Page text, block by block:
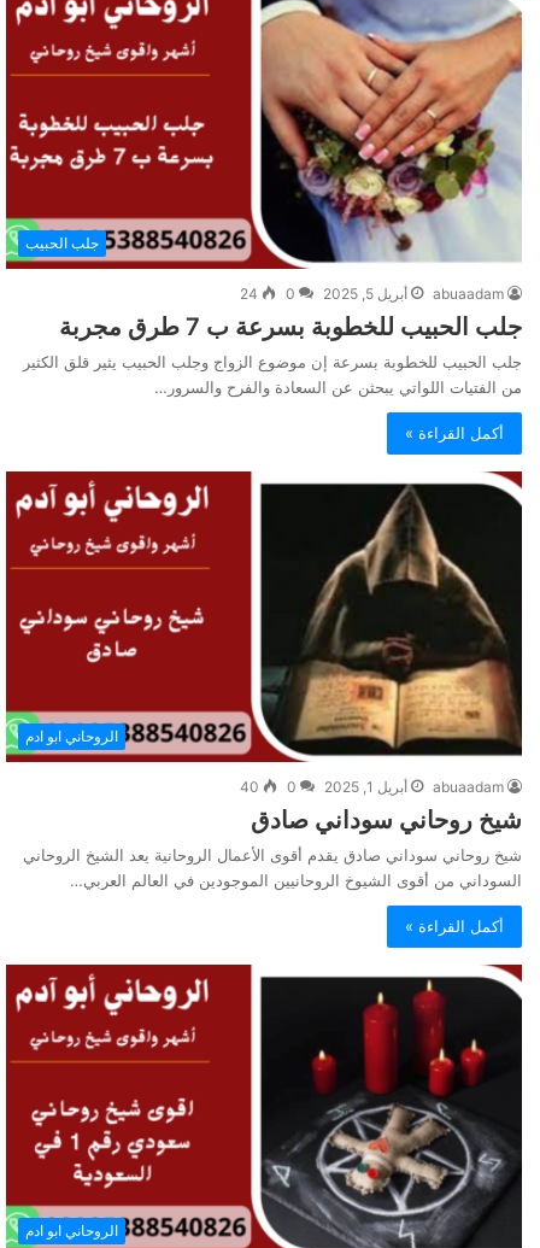
جلب الحبيب
abuaadam أبريل 5, 2025 0
24
جلب الحبيب للخطوبة بسرعة ب 7 طرق مجربة
جلب الحبيب للخطوبة بسرعة إن موضوع الزواج وجلب الحبيب يثير قلق الكثير
من الفتيات اللواتي يبحثن عن السعادة والفرح والسرور…
أكمل القراءة »
الروحاني ابو ادم
abuaadam أبريل 1, 2025 0
40
شيخ روحاني سوداني صادق
شيخ روحاني سوداني صادق يقدم أقوى الأعمال الروحانية يعد الشيخ الروحاني
السوداني من أقوى الشيوخ الروحانيين الموجودين في العالم العربي…
أكمل القراءة »
الروحاني ابو ادم